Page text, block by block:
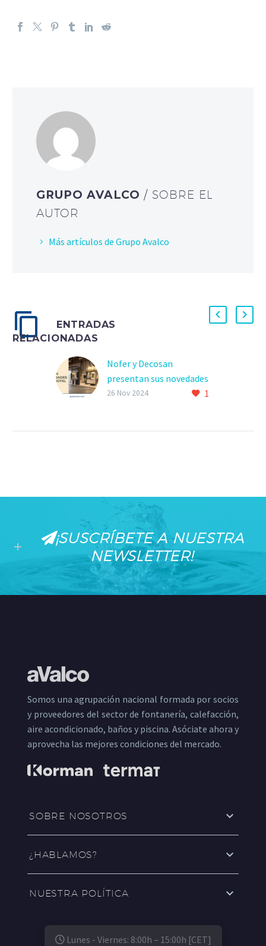
GRUPO AVALCO / SOBRE EL
AUTOR
Más artículos de Grupo Avalco
ENTRADAS
RELACIONADAS
Nofer y Decosan
presentan sus novedades
en INTERIHOTEL MAD241
26 Nov 2024
¡SUSCRÍBETE A NUESTRA
NEWSLETTER!
Somos una agrupación nacional formada por socios
y proveedores del sector de fontanería, calefacción,
aire acondicionado, baños y piscina. Asóciate ahora y
aprovecha las mejores condiciones del mercado.
SOBRE NOSOTROS
¿HABLAMOS?
NUESTRA POLÍTICA
Lunes - Viernes: 8:00h – 15:00h [CET]